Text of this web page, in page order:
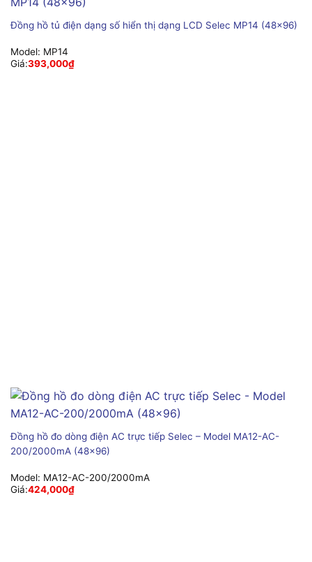
Đồng hồ tủ điện dạng số hiển thị dạng LCD Selec MP14 (48×96)
Model: MP14
Giá:393,000₫
Đồng hồ đo dòng điện AC trực tiếp Selec – Model MA12-AC-
200/2000mA (48×96)
Model: MA12-AC-200/2000mA
Giá:424,000₫